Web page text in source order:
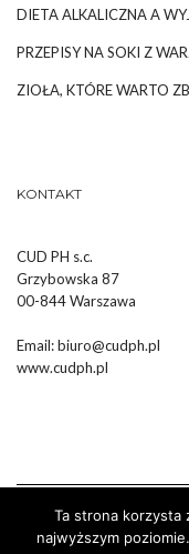
DIETA ALKALICZNA A
PRZEPISY NA SOKI Z
ZIOŁA, KTÓRE WARTO
KONTAKT
CUD PH s.c.
Grzybowska 87
00-844 Warszawa
Email:biuro@cudph.pl
www.cudph.pl
Ta strona korzysta
najwyższym